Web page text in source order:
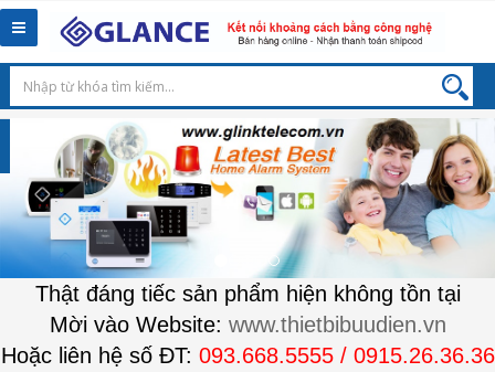
Toggle
navigation
Thật đáng tiếc sản phẩm hiện không tồn tại
Mời vào Website: www.thietbibuudien.vn
Hoặc liên hệ số ĐT: 093.668.5555 / 0915.26.36.36